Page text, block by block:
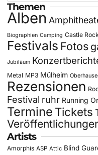
Themen
Alben
Biographien Camping Castle Rock
Festivals Fotos
Jubiläum
Metal MP3 Mülheim
Rezensionen
Festival ruhr Running
Termine Tickets
Artists
Amorphis ASP Attic Blind